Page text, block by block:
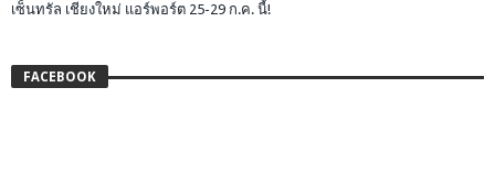
เซ็นทรัล เชียงใหม่ แอร์พอร์ต 25-29 ก.ค. นี้!
FACEBOOK